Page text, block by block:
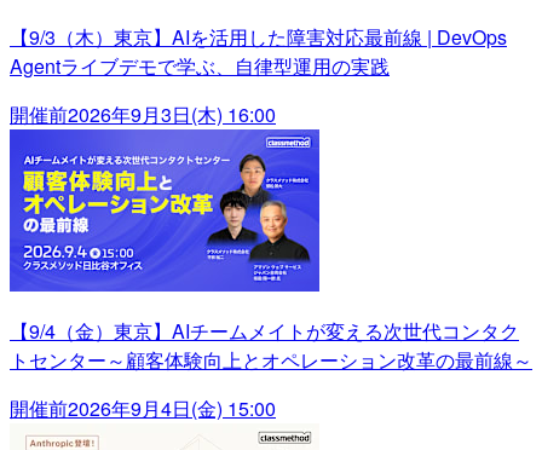
【9/3（木）東京】AIを活用した障害対応最前線 | DevOps
Agentライブデモで学ぶ、自律型運用の実践
開催前2026年9月3日(木) 16:00
【9/4（金）東京】AIチームメイトが変える次世代コンタク
トセンター～顧客体験向上とオペレーション改革の最前線～
開催前2026年9月4日(金) 15:00